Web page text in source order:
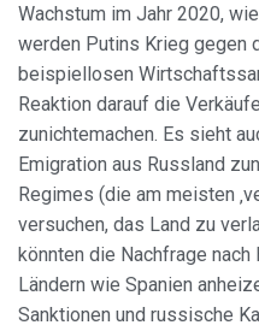
Wachstum im Jahr 2020,
werden Putins Krieg gegen
beispiellosen
Reaktion darauf die
zunichtemachen. Es sieht
Emigration aus Russland
Regimes (die am meisten
versuchen, das Land zu
könnten die Nachfrage nach
Ländern wie Spanien
Sanktionen und russische